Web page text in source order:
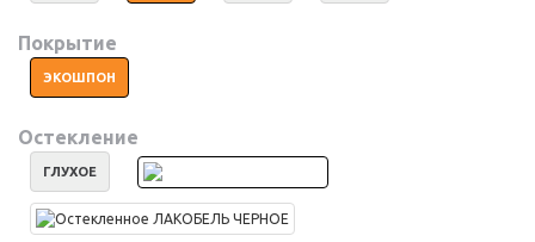
Покрытие
ЭКОШПОН
Остекление
ГЛУХОЕ